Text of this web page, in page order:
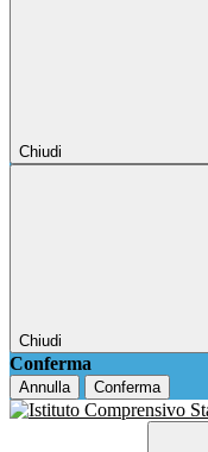
Chiudi
Chiudi
Conferma
Annulla Conferma